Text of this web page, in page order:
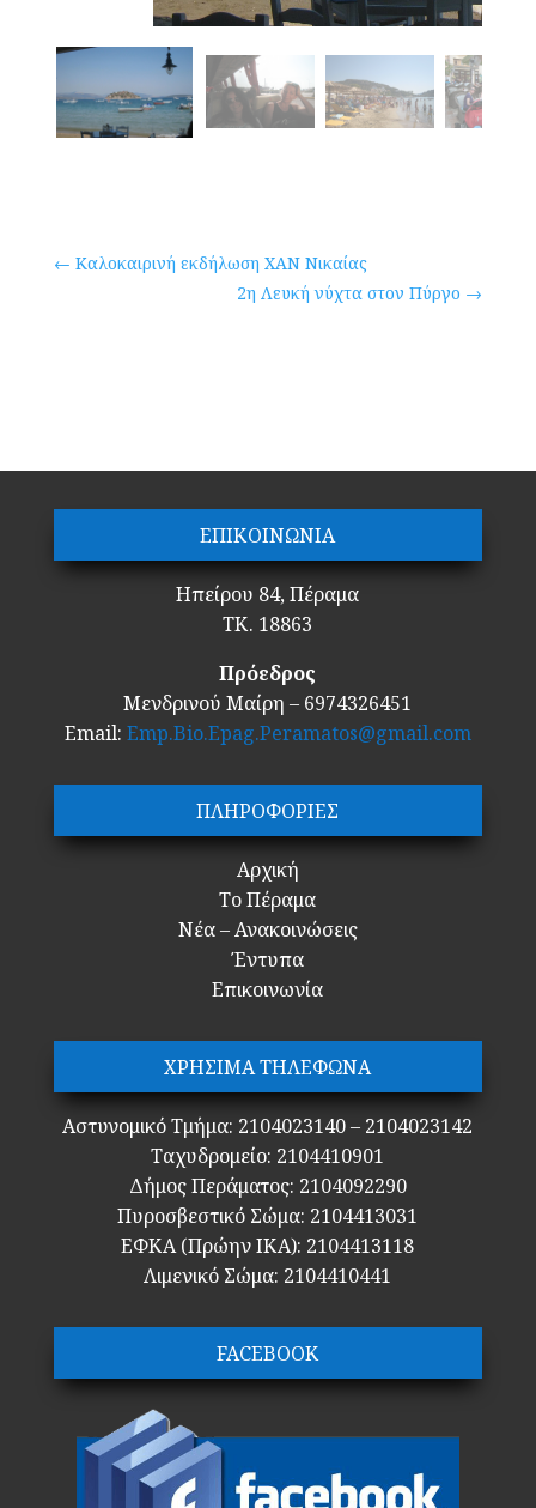
← Καλοκαιρινή εκδήλωση ΧΑΝ Νικαίας
2η Λευκή νύχτα στον Πύργο →
ΕΠΙΚΟΙΝΩΝΙΑ
Ηπείρου 84, Πέραμα
ΤΚ. 18863
Πρόεδρος
Μενδρινού Μαίρη – 6974326451
Email: Emp.Bio.Epag.Peramatos@gmail.com
ΠΛΗΡΟΦΟΡΙΕΣ
Αρχική
Το Πέραμα
Νέα – Ανακοινώσεις
Έντυπα
Επικοινωνία
ΧΡΗΣΙΜΑ ΤΗΛΕΦΩΝΑ
Αστυνομικό Τμήμα: 2104023140 – 2104023142
Ταχυδρομείο: 2104410901
Δήμος Περάματος: 2104092290
Πυροσβεστικό Σώμα: 2104413031
ΕΦΚΑ (Πρώην ΙΚΑ): 2104413118
Λιμενικό Σώμα: 2104410441
FACEBOOK